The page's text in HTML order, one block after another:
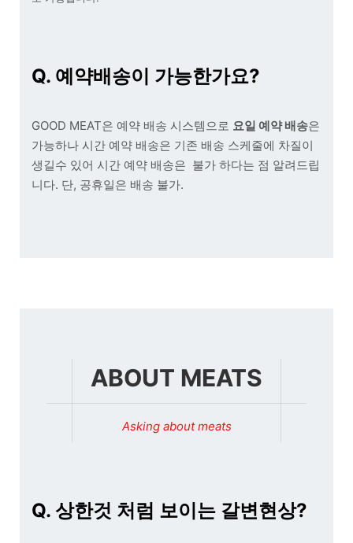
Q. 예약배송이 가능한가요?
GOOD MEAT은 예약 배송 시스템으로 요일 예약 배송은
가능하나 시간 예약 배송은 기존 배송 스케줄에 차질이
생길수 있어 시간 예약 배송은 불가 하다는 점 알려드립
니다. 단, 공휴일은 배송 불가.
ABOUT MEATS
Asking about meats
Q. 상한것 처럼 보이는 갈변현상?